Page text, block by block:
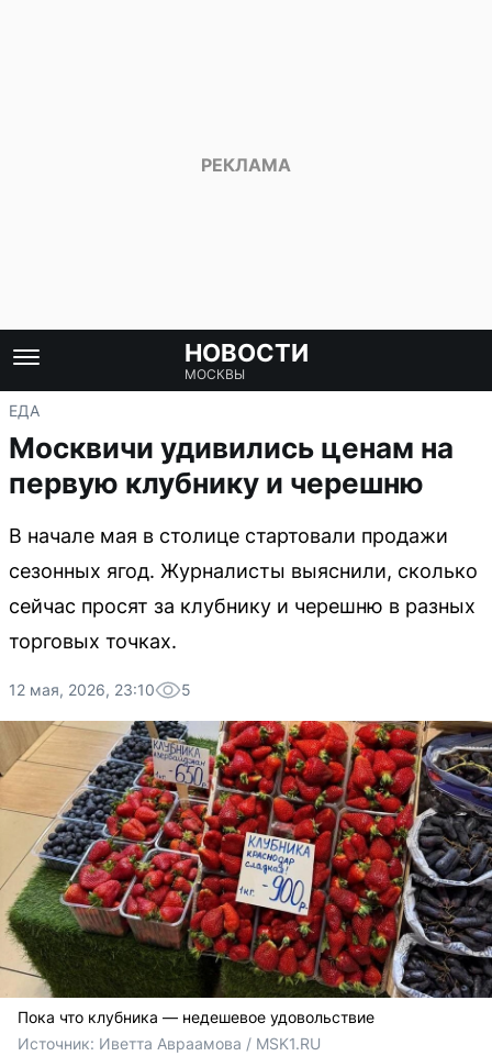
НОВОСТИ
МОСКВЫ
ЕДА
Москвичи удивились ценам на
первую клубнику и черешню
В начале мая в столице стартовали продажи
сезонных ягод. Журналисты выяснили, сколько
сейчас просят за клубнику и черешню в разных
торговых точках.
12 мая, 2026, 23:10 5
Пока что клубника — недешевое удовольствие
Источник: Иветта Авраамова / MSK1.RU